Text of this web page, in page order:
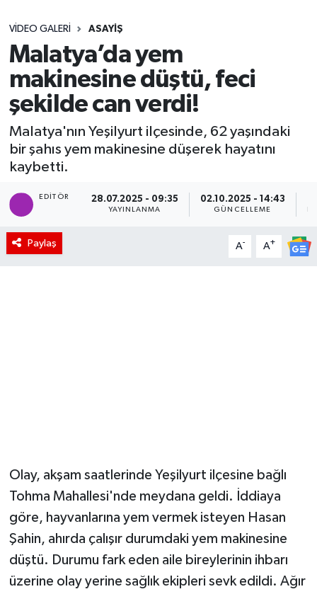
VIDEO GALERI ASAYIŞ
Malatya’da yem
makinesine düştü, feci
şekilde can verdi!
Malatya'nın Yeşilyurt ilçesinde, 62 yaşındaki
bir şahıs yem makinesine düşerek hayatını
kaybetti.
EDITÖR 28.07.2025 - 09:35
YAYINLANMA
02.10.2025 - 14:43
GÜNCELLEME
Paylaş A- A+
Olay, akşam saatlerinde Yeşilyurt ilçesine bağlı
Tohma Mahallesi'nde meydana geldi. İddiaya
göre, hayvanlarına yem vermek isteyen Hasan
Şahin, ahırda çalışır durumdaki yem makinesine
düştü. Durumu fark eden aile bireylerinin ihbarı
üzerine olay yerine sağlık ekipleri sevk edildi. Ağır
Sağlık
Seri İlan
Siyaset
Spor
Yaşam